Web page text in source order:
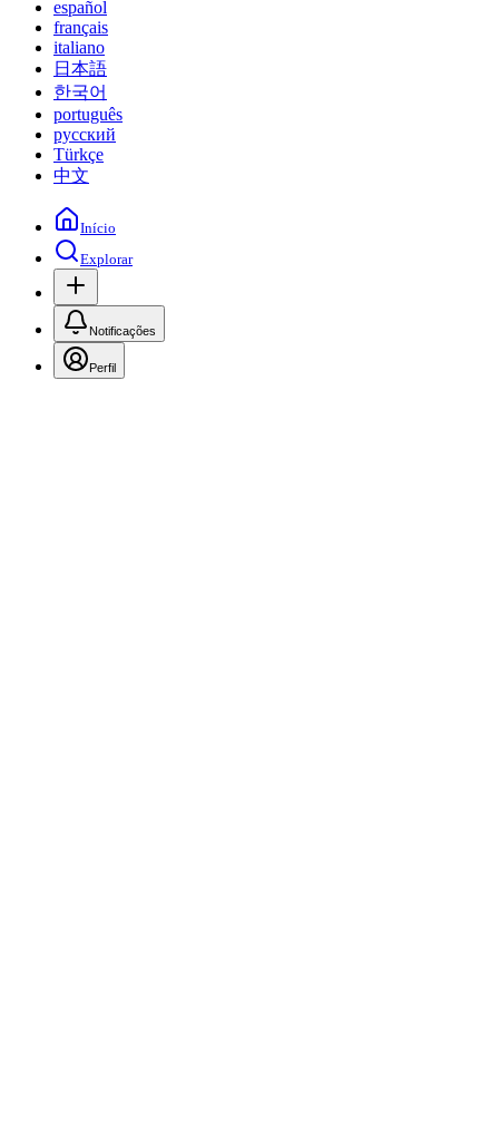
español
français
italiano
日本語
한국어
português
русский
Türkçe
中文
Início
Explorar
Notificações
Perfil